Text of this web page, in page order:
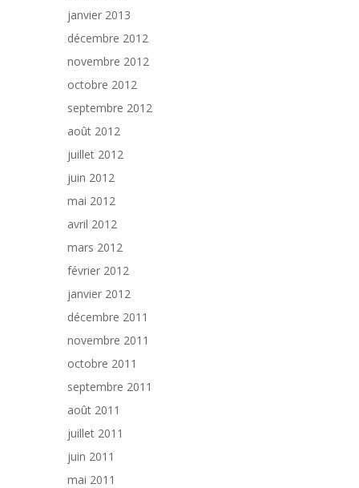
janvier 2013
décembre 2012
novembre 2012
octobre 2012
septembre 2012
août 2012
juillet 2012
juin 2012
mai 2012
avril 2012
mars 2012
février 2012
janvier 2012
décembre 2011
novembre 2011
octobre 2011
septembre 2011
août 2011
juillet 2011
juin 2011
mai 2011